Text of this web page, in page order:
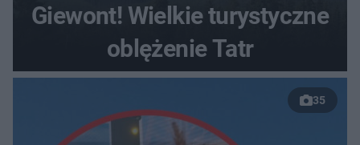
Giewont! Wielkie turystyczne
oblężenie Tatr
35